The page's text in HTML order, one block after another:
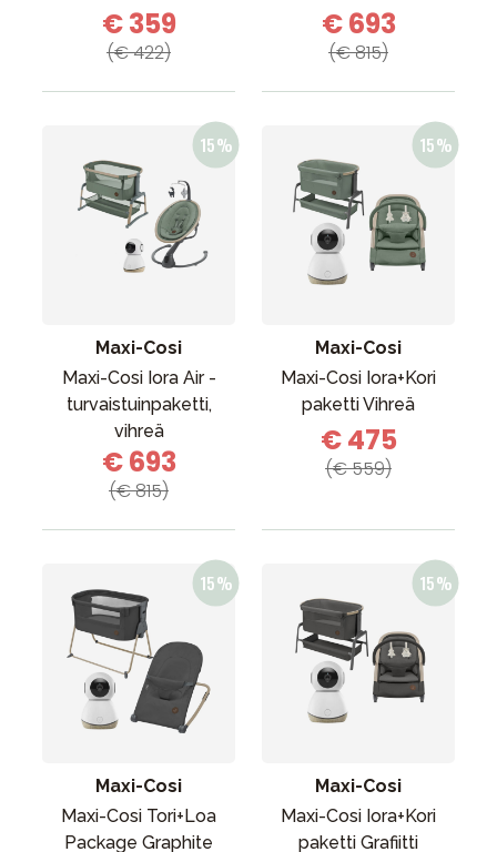
€ 359
(€ 422)
€ 693
(€ 815)
Maxi-Cosi
Maxi-Cosi Iora Air -
turvaistuinpaketti,
vihreä
€ 693
(€ 815)
Maxi-Cosi
Maxi-Cosi Iora+Kori
paketti Vihreä
€ 475
(€ 559)
Maxi-Cosi
Maxi-Cosi Tori+Loa
Package Graphite
Maxi-Cosi
Maxi-Cosi Iora+Kori
paketti Grafiitti